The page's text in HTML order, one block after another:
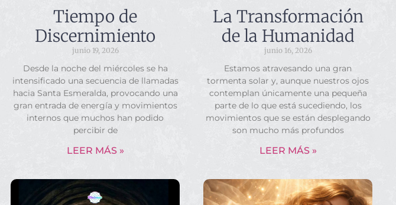
Tiempo de
Discernimiento
junio 19, 2026
Desde la noche del miércoles se ha
intensificado una secuencia de llamadas
hacia Santa Esmeralda, provocando una
gran entrada de energía y movimientos
internos que muchos han podido
percibir de
LEER MÁS »
La Transformación
de la Humanidad
junio 16, 2026
Estamos atravesando una gran
tormenta solar y, aunque nuestros ojos
contemplan únicamente una pequeña
parte de lo que está sucediendo, los
movimientos que se están desplegando
son mucho más profundos
LEER MÁS »